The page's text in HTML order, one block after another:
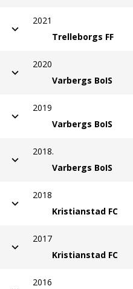
2021
Trelleborgs FF
2020
Varbergs BoIS
2019
Varbergs BoIS
2018.
Varbergs BoIS
2018
Kristianstad FC
2017
Kristianstad FC
2016